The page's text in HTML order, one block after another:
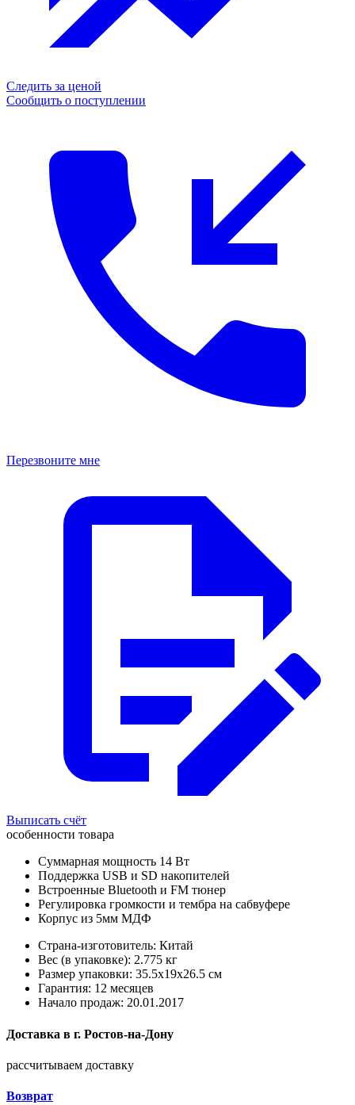
Следить за ценой
Сообщить о поступлении
Перезвоните мне
Выписать счёт
особенности товара
Суммарная мощность 14 Вт
Поддержка USB и SD накопителей
Встроенные Bluetooth и FM тюнер
Регулировка громкости и тембра на сабвуфере
Корпус из 5мм МДФ
Страна-изготовитель: Китай
Вес (в упаковке): 2.775 кг
Размер упаковки: 35.5x19x26.5 см
Гарантия: 12 месяцев
Начало продаж: 20.01.2017
Доставка в г. Ростов-на-Дону
рассчитываем доставку
Возврат